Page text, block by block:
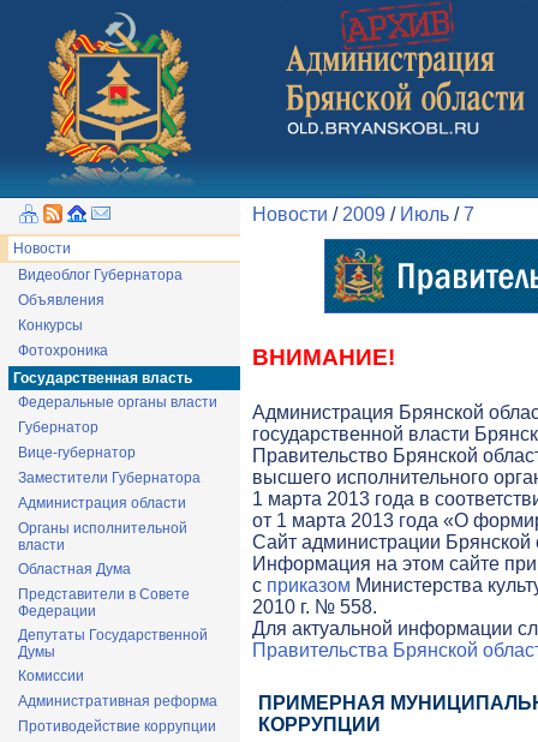
Новости
Видеоблог Губернатора
Объявления
Конкурсы
Фотохроника
Государственная власть
Федеральные органы власти
Губернатор
Вице-губернатор
Заместители Губернатора
Администрация области
Органы исполнительной
власти
Областная Дума
Представители в Совете
Федерации
Депутаты Государственной
Думы
Комиссии
Административная реформа
Противодействие коррупции
Новости / 2009 / Июль /7
ВНИМАНИЕ!
Администрация Брянской
государственной власти
Правительство Брянской
высшего исполнительного
1 марта 2013 года в
от 1 марта 2013 года «О
Cайт администрации Брянской
Информация на этом сайте
с приказом Министерства
2010 г. № 558.
Для актуальной информации
Правительства Брянской
ПРИМЕРНАЯ
КОРРУПЦИИ